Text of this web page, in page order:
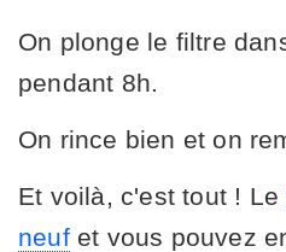
On plonge le filtre
pendant 8h.
On rince bien et on
Et voilà, c'est tout ! Le
neufet vous pouvez